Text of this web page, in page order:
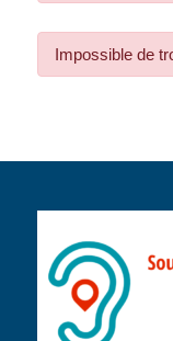
Impossible de